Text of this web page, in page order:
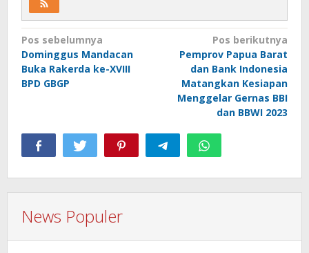
Navigasi
pos
Pos sebelumnya
Dominggus Mandacan
Buka Rakerda ke-XVIII
BPD GBGP
Pos berikutnya
Pemprov Papua Barat
dan Bank Indonesia
Matangkan Kesiapan
Menggelar Gernas BBI
dan BBWI 2023
News Populer